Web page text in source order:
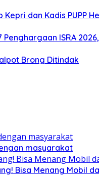
dan Kadis PUPP
ISRA
Brong Ditindak
masyarakat
Bisa Menang Mobil